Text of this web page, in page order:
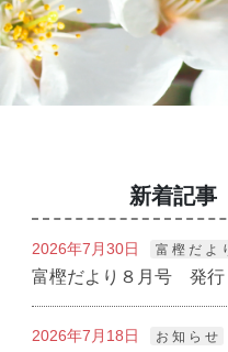
新着記事
2026年7月30日 富 樫 だ よ
富樫だより８月号 発行
2026年7月18日 お 知 ら せ